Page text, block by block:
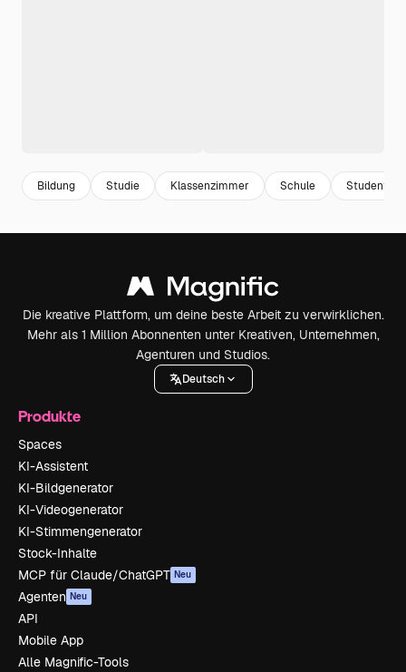
Bildung Studie Klassenzimmer Schule Student
Die kreative Plattform, um deine beste Arbeit zu verwirklichen.
Mehr als 1 Million Abonnenten unter Kreativen, Unternehmen,
Agenturen und Studios.
Deutsch
Produkte
Spaces
KI-Assistent
KI-Bildgenerator
KI-Videogenerator
KI-Stimmengenerator
Stock-Inhalte
MCP für Claude/ChatGPT Neu
Agenten Neu
API
Mobile App
Alle Magnific-Tools